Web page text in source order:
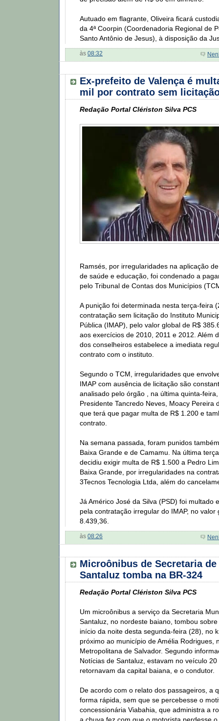
Autuado em flagrante, Oliveira ficará
da 4ª Coorpin (Coordenadoria Regional de
Santo Antônio de Jesus), à disposição da
às 08:32
Ex-prefeito de Valença é
mil por contrato sem
Redação Portal Clériston Silva PCS
Ramsés, por irregularidades na aplicação
de saúde e educação, foi condenado a
pelo Tribunal de Contas dos Municípios
A punição foi determinada nesta terça-feira
contratação sem licitação do Instituto
Pública (IMAP), pelo valor global de R$
aos exercícios de 2010, 2011 e 2012. Além
dos conselheiros estabelece a imediata
contrato com o instituto.
Segundo o TCM, irregularidades que
IMAP com ausência de licitação são
analisado pelo órgão , na última quinta-
Presidente Tancredo Neves, Moacy Pereira
que terá que pagar multa de R$ 1.200 e
contrato.
Na semana passada, foram punidos
Baixa Grande e de Camamu. Na última
decidiu exigir multa de R$ 1.500 a Pedro
Baixa Grande, por irregularidades na
3Tecnos Tecnologia Ltda, além do
Já Américo José da Silva (PSD) foi multado
pela contratação irregular do IMAP, no valor
8.439,36.
às 08:26
Microônibus de Secretaria de
Santaluz tomba na BR-324
Redação Portal Clériston Silva PCS
Um microônibus a serviço da Secretaria
Santaluz, no nordeste baiano, tombou
início da noite desta segunda-feira (28), no
próximo ao município de Amélia Rodrigues,
Metropolitana de Salvador. Segundo
Notícias de Santaluz, estavam no veículo
retornavam da capital baiana, e o condutor.
De acordo com o relato dos passageiros, a
forma rápida, sem que se percebesse o
concessionária Viabahia, que administra a